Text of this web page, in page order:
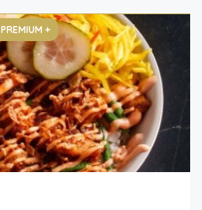
PREMIUM +